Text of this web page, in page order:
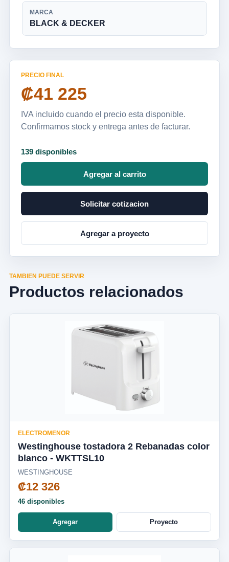
MARCA
BLACK & DECKER
PRECIO FINAL
₡41 225
IVA incluido cuando el precio esta disponible.
Confirmamos stock y entrega antes de facturar.
139 disponibles
Agregar al carrito
Solicitar cotizacion
Agregar a proyecto
TAMBIEN PUEDE SERVIR
Productos relacionados
ELECTROMENOR
Westinghouse tostadora 2 Rebanadas color
blanco - WKTTSL10
WESTINGHOUSE
₡12 326
46 disponibles
Agregar Proyecto